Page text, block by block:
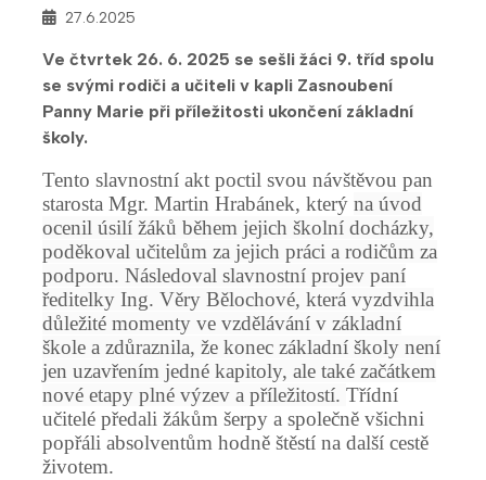
27.6.2025
Ve čtvrtek 26. 6. 2025 se sešli žáci 9. tříd spolu
se svými rodiči a učiteli v kapli Zasnoubení
Panny Marie při příležitosti ukončení základní
školy.
Tento slavnostní akt poctil svou návštěvou pan
starosta Mgr. Martin Hrabánek, který na úvod
ocenil úsilí žáků během jejich školní docházky,
poděkoval učitelům za jejich práci a rodičům za
podporu. Následoval slavnostní projev paní
ředitelky Ing. Věry Bělochové, která vyzdvihla
důležité momenty ve vzdělávání v základní
škole a zdůraznila, že konec základní školy není
jen uzavřením jedné kapitoly, ale také začátkem
nové etapy plné výzev a příležitostí. Třídní
učitelé předali žákům šerpy a společně všichni
popřáli absolventům hodně štěstí na další cestě
životem.